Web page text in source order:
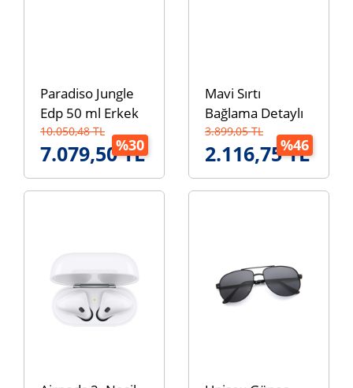
Paradiso Jungle
Edp 50 ml Erkek
Parfümü
10.050,48 TL
%30
7.079,50 TL
Mavi Sırtı
Bağlama Detaylı
Çiçek Desenli
Örme Elbise
3.899,05 TL
%46
2.116,75 TL